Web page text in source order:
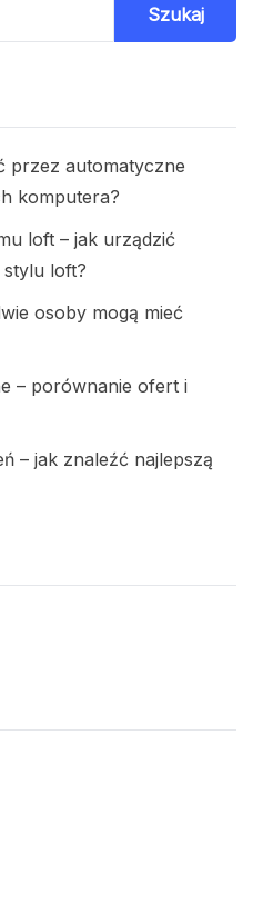
przez automatyczne
komputera?
loft – jak urządzić
loft?
osoby mogą mieć
– porównanie ofert i
– jak znaleźć najlepszą